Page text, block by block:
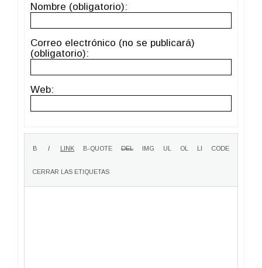
Nombre (obligatorio):
Correo electrónico (no se publicará)
(obligatorio):
Web: